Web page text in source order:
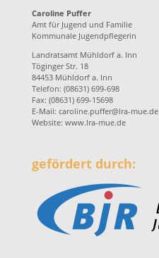
Caroline Puffer
Amt für Jugend und Familie
Kommunale Jugendpflegerin
Landratsamt Mühldorf a. Inn
Töginger Str. 18
84453 Mühldorf a. Inn
Telefon: (08631) 699-698
Fax: (08631) 699-15698
E-Mail: caroline.puffer@lra-mue.de
Website: www.lra-mue.de
gefördert durch: